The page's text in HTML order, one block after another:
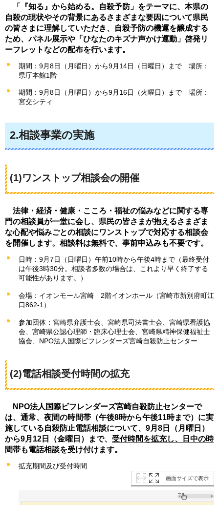
「
『知る』から始める。自殺予防」をテーマに、本県の
自殺の現状やその背景にあるさまざまな要因について県民
の皆さまに理解していただき、自殺予防の機運を醸成する
ため、パネル展示や「ひなたのキズナ声かけ運動」啓発リ
ーフレットなどの配布を行います。
期間：9月8日（月曜日）から9月14日（日曜日）まで 場所：
県庁本館1階
期間：9月8日（月曜日）から9月16日（火曜日）まで 場所：
宮交シティ
2.相談事業の実施
(1)ワンストップ相談会の開催
法律・経済・健康・こころ・福祉の悩みなどに関する専
門の相談員が一堂に会し、県民の皆さまが抱えるさまざま
な心配や悩みごとの相談にワンストップで対応する相談会
を開催します。相談料は無料で、事前申込みも不要です。
日時：9月7日（日曜日）午前10時から午後4時まで（最終受付
は午後3時30分。相談者多数の場合は、これより早く終了する
可能性があります。）
会場：イオンモール宮崎 2階イオンホール（宮崎市新別府町江
口862-1）
参加団体：宮崎県弁護士会、宮崎県司法書士会、宮崎県看護協
会、宮崎県公認心理師・臨床心理士会、宮崎県精神保健福祉士
協会、NPO法人国際ビフレンダーズ宮崎自殺防止センター
(2)電話相談受付時間の拡充
NPO法人国際ビフレンダーズ宮崎自殺防止センターで
は、通常、夜間の時間帯（午後8時から午後11時まで）に実
施している自殺防止電話相談について、9月8日（月曜日）
から9月12日（金曜日）まで、 受付時間を拡充し、日中の時
間帯も電話相談を受け付けます。
拡充期間及び受付時間
画面サイズで表示